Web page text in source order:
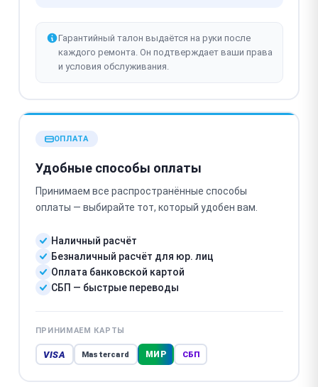
Гарантийный талон выдаётся на руки после
каждого ремонта. Он подтверждает ваши права
и условия обслуживания.
ОПЛАТА
Удобные способы оплаты
Принимаем все распространённые способы
оплаты — выбирайте тот, который удобен вам.
Наличный расчёт
Безналичный расчёт для юр. лиц
Оплата банковской картой
СБП — быстрые переводы
ПРИНИМАЕМ КАРТЫ
VISA Mastercard МИР СБП